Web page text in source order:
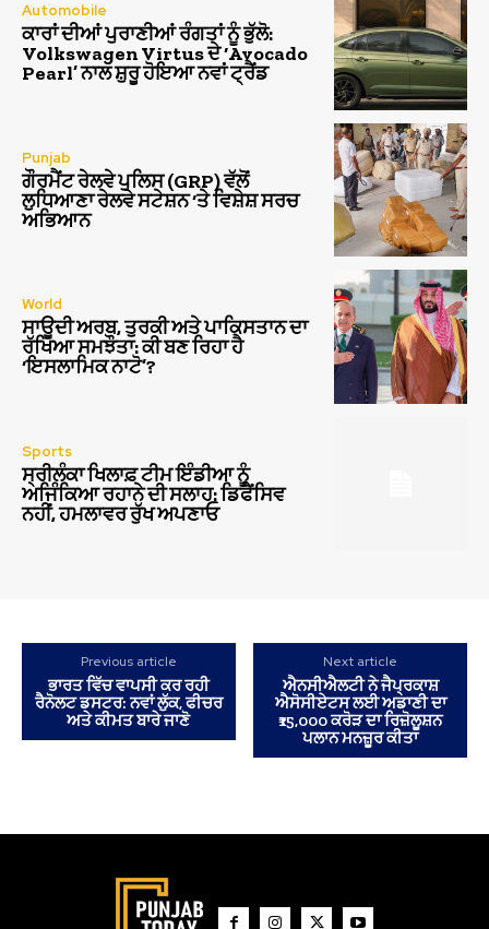
Automobile
ਕਾਰਾਂ ਦੀਆਂ ਪੁਰਾਣੀਆਂ ਰੰਗਤਾਂ ਨੂੰ ਭੁੱਲੋ:
Volkswagen Virtus ਦੇ ‘Avocado
Pearl’ ਨਾਲ ਸ਼ੁਰੂ ਹੋਇਆ ਨਵਾਂ ਟ੍ਰੈਂਡ
Punjab
ਗੌਰਮੈਂਟ ਰੇਲਵੇ ਪੁਲਿਸ (GRP) ਵੱਲੋਂ
ਲੁਧਿਆਣਾ ਰੇਲਵੇ ਸਟੇਸ਼ਨ ‘ਤੇ ਵਿਸ਼ੇਸ਼ ਸਰਚ
ਅਭਿਆਨ
World
ਸਾਊਦੀ ਅਰਬ, ਤੁਰਕੀ ਅਤੇ ਪਾਕਿਸਤਾਨ ਦਾ
ਰੱਖਿਆ ਸਮਝੌਤਾ: ਕੀ ਬਣ ਰਿਹਾ ਹੈ
‘ਇਸਲਾਮਿਕ ਨਾਟੋ’?
Sports
ਸ੍ਰੀਲੰਕਾ ਖਿਲਾਫ਼ ਟੀਮ ਇੰਡੀਆ ਨੂੰ
ਅਜਿੰਕਿਆ ਰਹਾਨੇ ਦੀ ਸਲਾਹ: ਡਿਫੈਂਸਿਵ
ਨਹੀਂ, ਹਮਲਾਵਰ ਰੁੱਖ ਅਪਣਾਓ
Previous article
ਭਾਰਤ ਵਿੱਚ ਵਾਪਸੀ ਕਰ ਰਹੀ
ਰੈਨੋਲਟ ਡਸਟਰ: ਨਵਾਂ ਲੁੱਕ, ਫੀਚਰ
ਅਤੇ ਕੀਮਤ ਬਾਰੇ ਜਾਣੋ
Next article
ਐਨਸੀਐਲਟੀ ਨੇ ਜੈਪ੍ਰਕਾਸ਼
ਐਸੋਸੀਏਟਸ ਲਈ ਅਡਾਣੀ ਦਾ
₹15,000 ਕਰੋੜ ਦਾ ਰਿਜ਼ੋਲੂਸ਼ਨ
ਪਲਾਨ ਮਨਜ਼ੂਰ ਕੀਤਾ